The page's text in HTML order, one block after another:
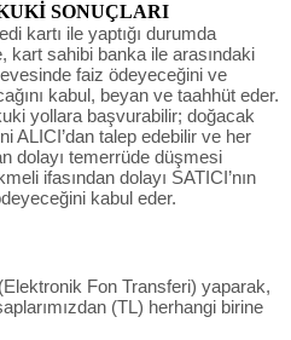
SONUÇLARI
kartı ile yaptığı durumda
kart sahibi banka ile arasındaki
faiz ödeyeceğini ve
kabul, beyan ve taahhüt eder.
yollara başvurabilir; doğacak
ALICI’dan talep edebilir ve her
dolayı temerrüde düşmesi
ifasından dolayı SATICI’nın
kabul eder.
Fon Transferi) yaparak,
(TL) herhangi birine